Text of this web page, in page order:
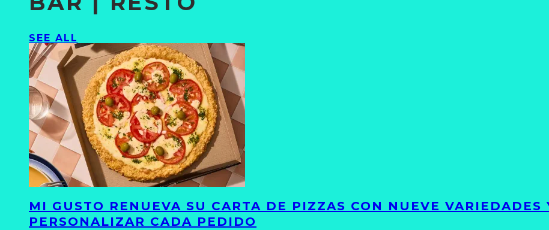
SEE ALL
MI GUSTO RENUEVA SU CARTA DE PIZZAS CON NUEVE VARIEDADES
PERSONALIZAR CADA PEDIDO